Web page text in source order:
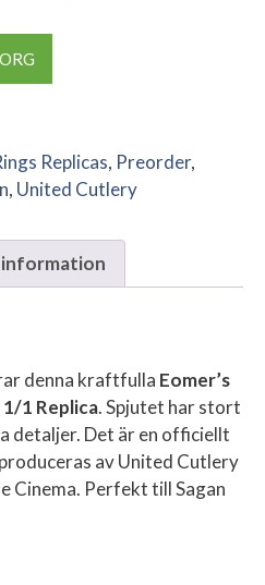
Replicas, Preorder,
, United Cutlery
information
denna kraftfulla Eomer’s
1 Replica. Spjutet har stort
detaljer. Det är en officiellt
av United Cutlery
Cinema. Perfekt till Sagan